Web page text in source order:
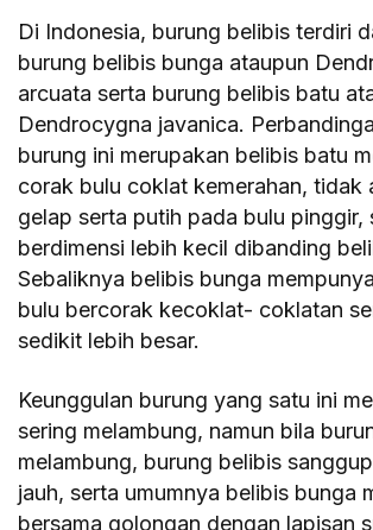
Di Indonesia, burung belibis terdiri
burung belibis bunga ataupun
arcuata serta burung belibis batu
Dendrocygna javanica.
burung ini merupakan belibis batu
corak bulu coklat kemerahan, tidak
gelap serta putih pada bulu pinggir,
berdimensi lebih kecil dibanding
Sebaliknya belibis bunga
bulu bercorak kecoklat- coklatan
sedikit lebih besar.
Keunggulan burung yang satu ini
sering melambung, namun bila
melambung, burung belibis
jauh, serta umumnya belibis bunga
bersama golongan dengan lapisan